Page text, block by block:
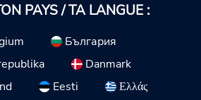
PAYS / TA LANGUE :
България
Danmark
Eesti
Ελλάς